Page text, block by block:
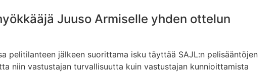
Juuso Armiselle yhden ottelun
pelitilanteen jälkeen suorittama isku täyttää SAJL:n pelisääntöjen
niin vastustajan turvallisuutta kuin vastustajan kunnioittamista